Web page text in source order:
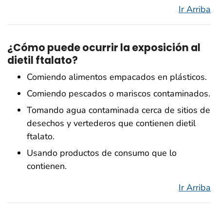
Ir Arriba
¿Cómo puede ocurrir la exposición al
dietil ftalato?
Comiendo alimentos empacados en plásticos.
Comiendo pescados o mariscos contaminados.
Tomando agua contaminada cerca de sitios de
desechos y vertederos que contienen dietil
ftalato.
Usando productos de consumo que lo
contienen.
Ir Arriba